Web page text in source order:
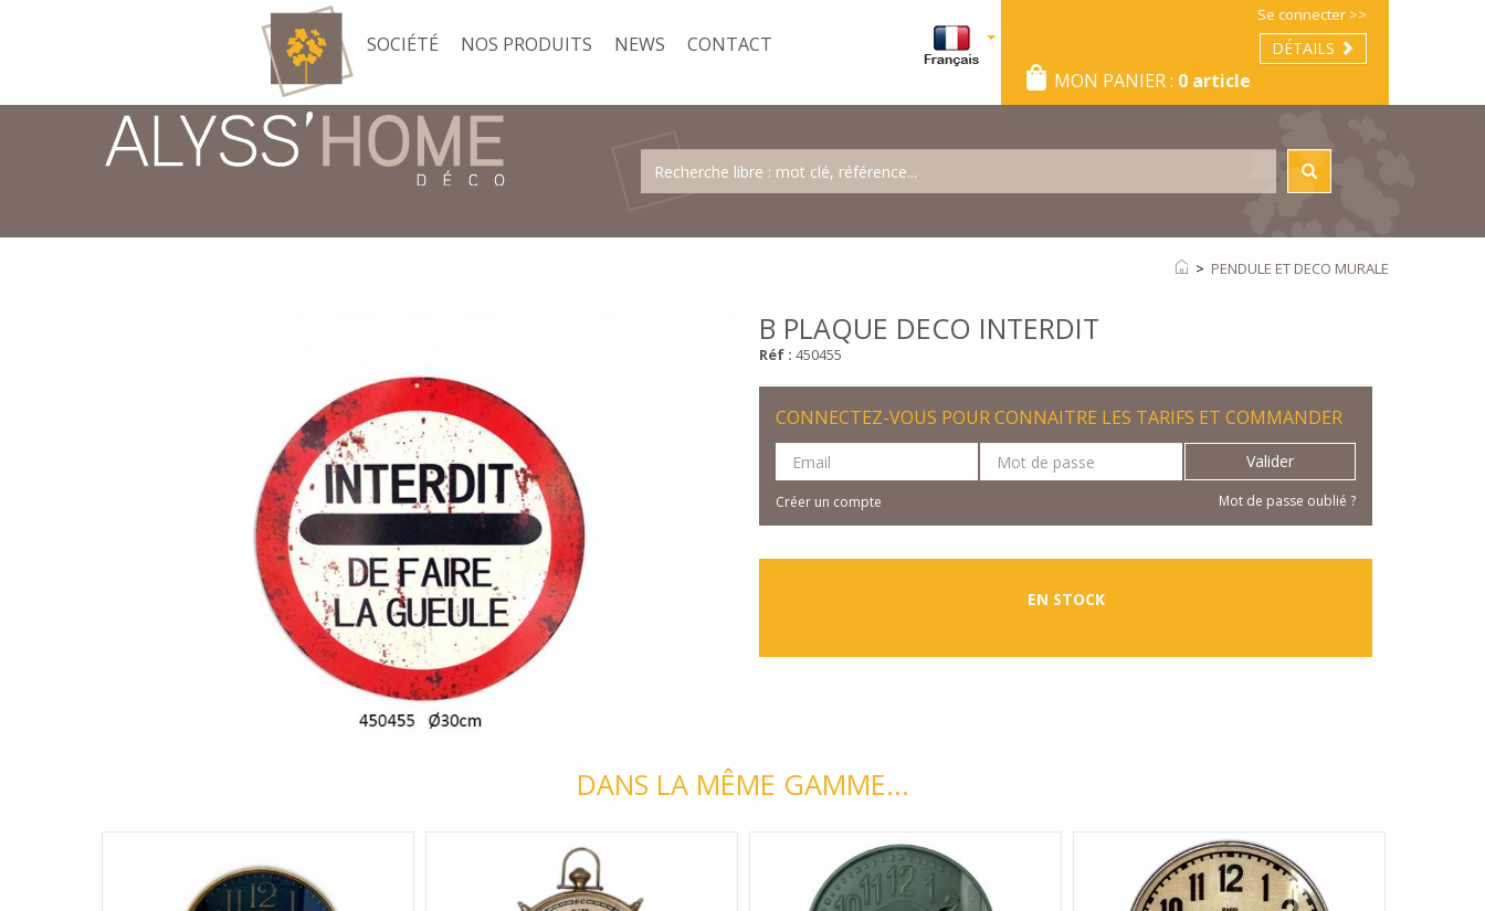
Se connecter >>
DÉTAILS
MON PANIER : 0 article
SOCIÉTÉ NOS PRODUITS NEWS CONTACT
> PENDULE ET DECO MURALE
B PLAQUE DECO INTERDIT
Réf : 450455
CONNECTEZ-VOUS POUR CONNAITRE LES TARIFS ET COMMANDER
Valider
Créer un compte Mot de passe oublié ?
EN STOCK
DANS LA MÊME GAMME...